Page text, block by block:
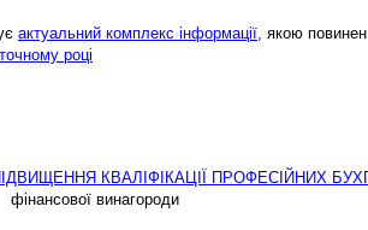
актуальний комплекс інформації, якою
році
КВАЛІФІКАЦІЇ ПРОФЕСІЙНИХ
винагороди